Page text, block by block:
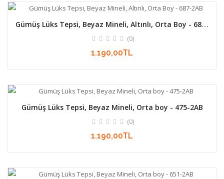
Gümüş Lüks Tepsi, Beyaz Mineli, Altınlı, Orta Boy - 687-
(0)
1.190,00TL
Gümüş Lüks Tepsi, Beyaz Mineli, Orta boy - 475-2AB
(0)
1.190,00TL